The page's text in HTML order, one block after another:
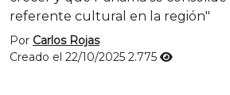
referente cultural en la región"
Por Carlos Rojas
Creado el 22/10/2025 2.775